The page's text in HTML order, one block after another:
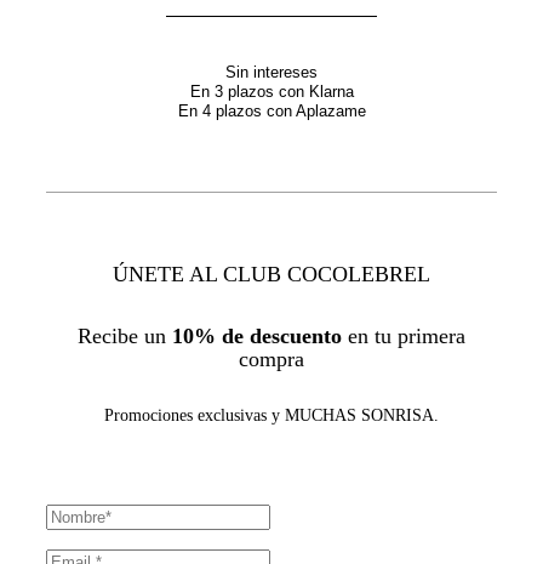
Sin intereses
En 3 plazos con Klarna
En 4 plazos con Aplazame
ÚNETE AL CLUB COCOLEBREL
Recibe un 10% de descuento en tu primera
compra
Promociones exclusivas y MUCHAS SONRISA.